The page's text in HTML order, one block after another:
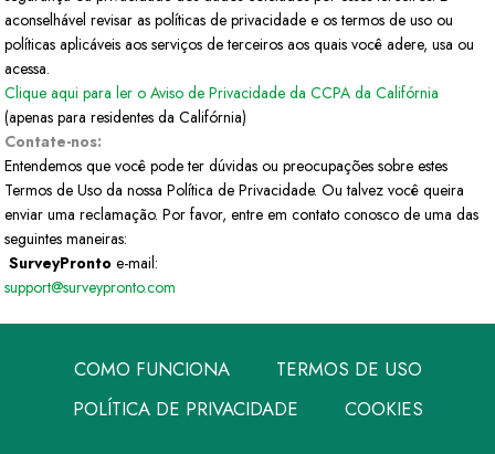
aconselhável revisar as políticas de privacidade e os termos de uso ou
políticas aplicáveis aos serviços de terceiros aos quais você adere, usa ou
acessa.
Clique aqui para ler o Aviso de Privacidade da CCPA da Califórnia
(apenas para residentes da Califórnia)
Contate-nos:
Entendemos que você pode ter dúvidas ou preocupações sobre estes
Termos de Uso da nossa Política de Privacidade. Ou talvez você queira
enviar uma reclamação. Por favor, entre em contato conosco de uma das
seguintes maneiras:
SurveyPronto e-mail:
support@surveypronto.com
COMO FUNCIONA
TERMOS DE USO
POLÍTICA DE PRIVACIDADE
COOKIES